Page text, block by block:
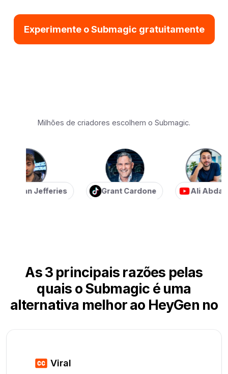
Experimente o Submagic gratuitamente
Milhões de criadores escolhem o Submagic.
Jefferies Grant Cardone Ali Abdaal
As 3 principais razões pelas
quais o Submagic é uma
alternativa melhor ao HeyGen no
Viral